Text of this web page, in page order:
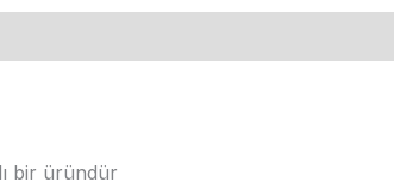
bir üründür